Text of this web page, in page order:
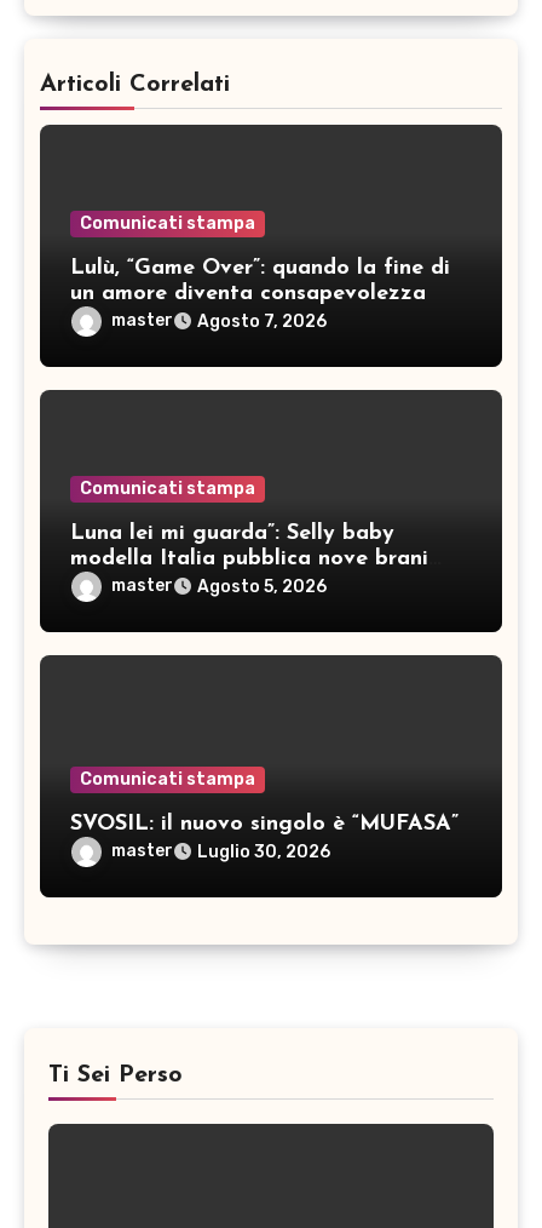
Articoli Correlati
Comunicati stampa
Lulù, “Game Over”: quando la fine di
un amore diventa consapevolezza
master Agosto 7, 2026
Comunicati stampa
Luna lei mi guarda”: Selly baby
modella Italia pubblica nove brani
ineditimaster Agosto 5, 2026
Comunicati stampa
SVOSIL: il nuovo singolo è “MUFASA”
master Luglio 30, 2026
Ti Sei Perso